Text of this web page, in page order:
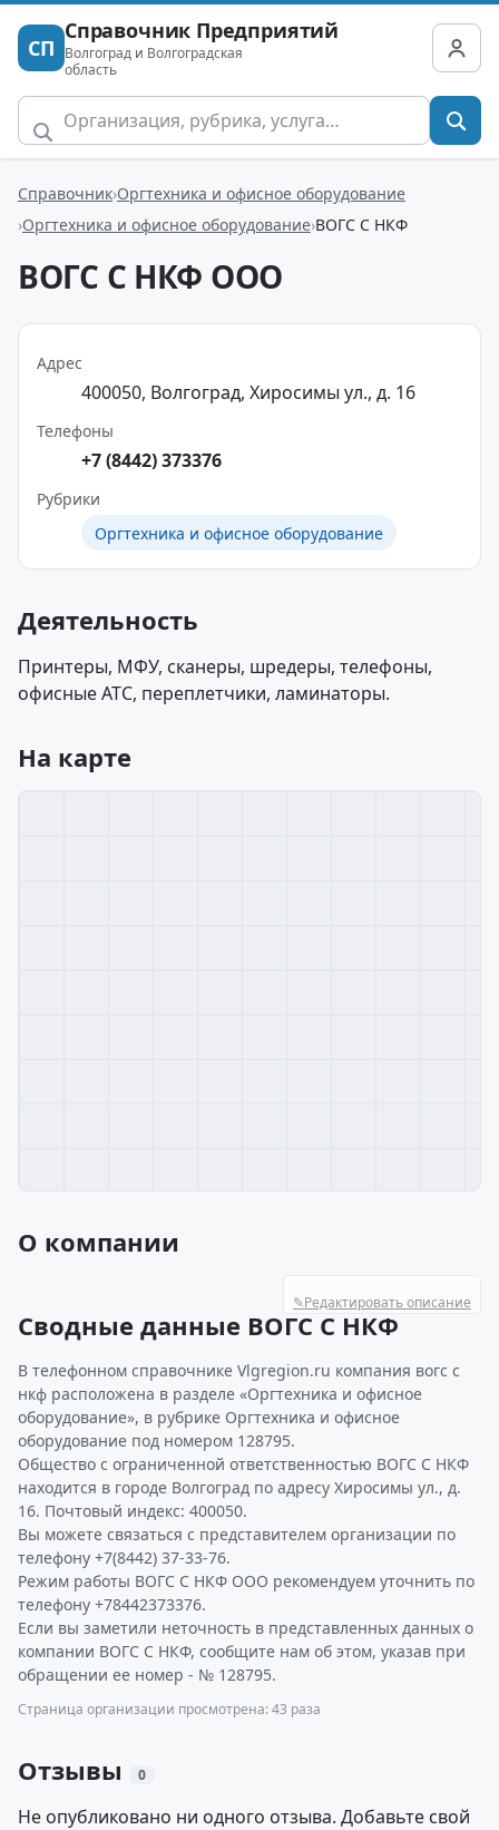
СП
Справочник Предприятий
Волгоград и Волгоградская
область
Справочник Оргтехника и офисное оборудование
Оргтехника и офисное оборудование ВОГС С НКФ
ВОГС С НКФ ООО
Адрес
400050, Волгоград, Хиросимы ул., д. 16
Телефоны
+7 (8442) 373376
Рубрики
Оргтехника и офисное оборудование
Деятельность
Принтеры, МФУ, сканеры, шредеры, телефоны,
офисные АТС, переплетчики, ламинаторы.
На карте
О компании
✎Редактировать описание
Сводные данные ВОГС С НКФ
В телефонном справочнике Vlgregion.ru компания вогс с
нкф расположена в разделе «Оргтехника и офисное
оборудование», в рубрике Оргтехника и офисное
оборудование под номером 128795.
Общество с ограниченной ответственностью ВОГС С НКФ
находится в городе Волгоград по адресу Хиросимы ул., д.
16. Почтовый индекс: 400050.
Вы можете связаться с представителем организации по
телефону +7(8442) 37-33-76.
Режим работы ВОГС С НКФ ООО рекомендуем уточнить по
телефону +78442373376.
Если вы заметили неточность в представленных данных о
компании ВОГС С НКФ, сообщите нам об этом, указав при
обращении ее номер - № 128795.
Страница организации просмотрена: 43 раза
Отзывы 0
Не опубликовано ни одного отзыва. Добавьте свой